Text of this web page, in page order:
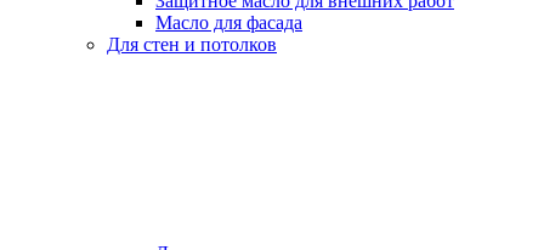
Масло для фасада
Для стен и потолков